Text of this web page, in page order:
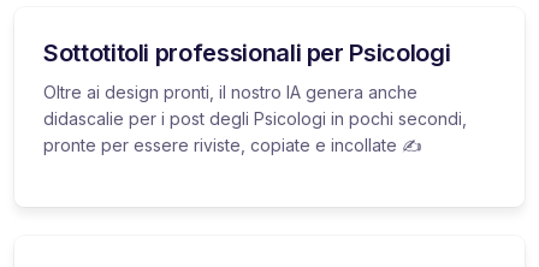
Sottotitoli professionali per Psicologi
Oltre ai design pronti, il nostro IA genera anche
didascalie per i post degli Psicologi in pochi secondi,
pronte per essere riviste, copiate e incollate ✍️